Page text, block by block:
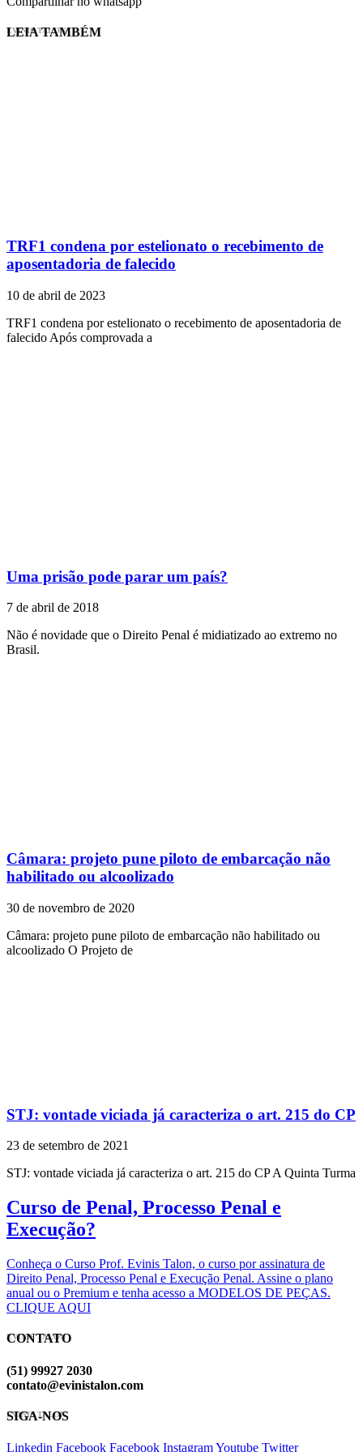
EVINIS TALON
LEIA TAMBÉM
TRF1 condena por estelionato o recebimento de
aposentadoria de falecido
10 de abril de 2023
TRF1 condena por estelionato o recebimento de aposentadoria de
falecido Após comprovada a
Uma prisão pode parar um país?
7 de abril de 2018
Não é novidade que o Direito Penal é midiatizado ao extremo no
Brasil.
Câmara: projeto pune piloto de embarcação não
habilitado ou alcoolizado
30 de novembro de 2020
Câmara: projeto pune piloto de embarcação não habilitado ou
alcoolizado O Projeto de
STJ: vontade viciada já caracteriza o art. 215 do CP
23 de setembro de 2021
STJ: vontade viciada já caracteriza o art. 215 do CP A Quinta Turma
Curso de Penal, Processo Penal e
Execução?
Conheça o Curso Prof. Evinis Talon, o curso por assinatura de
Direito Penal, Processo Penal e Execução Penal. Assine o plano
anual ou o Premium e tenha acesso a MODELOS DE PEÇAS.
CLIQUE AQUI
EVINIS TALON
CONTATO
(51) 99927 2030
contato@evinistalon.com
EVINIS TALON
SIGA-NOS
Linkedin Facebook Facebook InstagramYoutube Twitter